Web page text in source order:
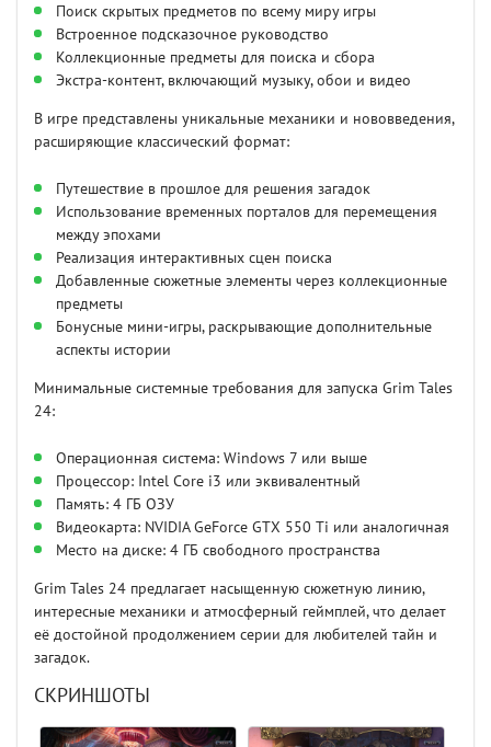
Поиск скрытых предметов по всему миру игры
Встроенное подсказочное руководство
Коллекционные предметы для поиска и сбора
Экстра-контент, включающий музыку, обои и видео
В игре представлены уникальные механики и нововведения,
расширяющие классический формат:
Путешествие в прошлое для решения загадок
Использование временных порталов для перемещения
между эпохами
Реализация интерактивных сцен поиска
Добавленные сюжетные элементы через коллекционные
предметы
Бонусные мини-игры, раскрывающие дополнительные
аспекты истории
Минимальные системные требования для запуска Grim Tales
24:
Операционная система: Windows 7 или выше
Процессор: Intel Core i3 или эквивалентный
Память: 4 ГБ ОЗУ
Видеокарта: NVIDIA GeForce GTX 550 Ti или аналогичная
Место на диске: 4 ГБ свободного пространства
Grim Tales 24 предлагает насыщенную сюжетную линию,
интересные механики и атмосферный геймплей, что делает
её достойной продолжением серии для любителей тайн и
загадок.
СКРИНШОТЫ